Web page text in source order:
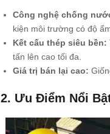
Công nghệ chống
kiện môi trường có độ
Kết cấu thép siêu bền:
tấn lên cao tối đa.
Giá trị bán lại cao:
2. Ưu Điểm Nổi